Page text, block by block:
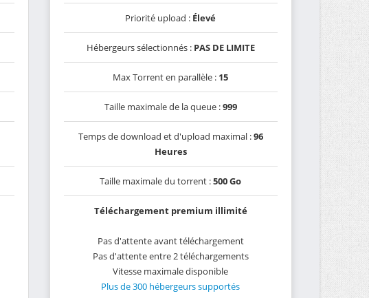
Priorité upload : Élevé
Hébergeurs sélectionnés : PAS DE LIMITE
Max Torrent en parallèle : 15
Taille maximale de la queue :999
Temps de download et d'upload maximal :96
Heures
Taille maximale du torrent :500 Go
Téléchargement premium illimité
Pas d'attente avant téléchargement
Pas d'attente entre 2 téléchargements
Vitesse maximale disponible
Plus de 300 hébergeurs supportés